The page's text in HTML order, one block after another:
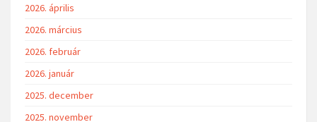
2026. április
2026. március
2026. február
2026. január
2025. december
2025. november